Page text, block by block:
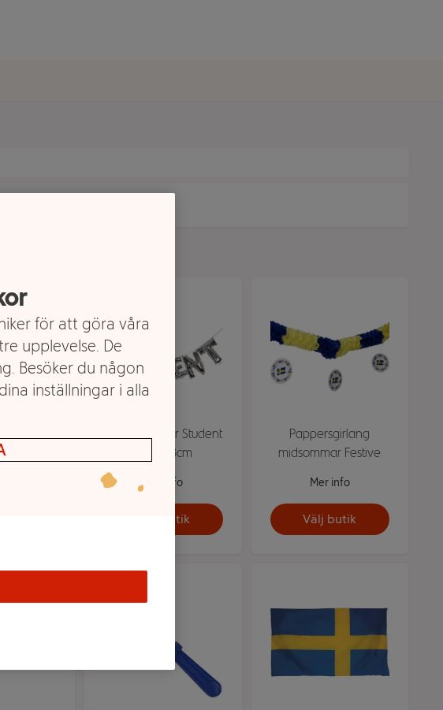
Folieballonger Student
Silver 38cm
Mer info
Välj butik
Pappersgirlang
midsommar Festive
Mer info
Välj butik
för att göra våra
upplevelse. De
Besöker du någon
inställningar i alla